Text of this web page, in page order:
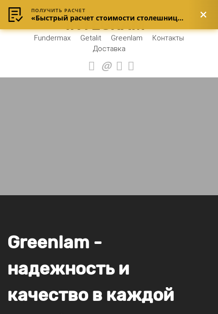
INTEGRAM
Fundermax Getalit Greenlam Контакты
Доставка
Greenlam -
надежность и
качество в каждой
ПОЛУЧИТЬ РАСЧЕТ
«Быстрый расчет стоимости столешницы»